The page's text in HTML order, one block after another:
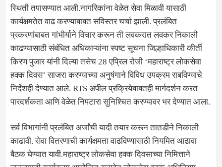
स्थिती तपासण्यात आली.नागरिकांना वेळेत सेवा मिळावी यासाठी
कार्यक्षमतेत वाढ करण्याबाबत सविस्तर चर्चा झाली. प्रलंबित
प्रकरणांबाबत गांभीर्याने विचार करून ती लवकरात लवकर निकाली
काढण्यासाठी संबंधित अधिकाऱ्यांना स्पष्ट सूचना जिल्हाधिकारी कीर्ती
किरण पुजार यांनी दिल्या तसेच 28 एप्रिल रोजी ‌‘महाराष्ट्र लोकसेवा
हक्क दिवस‌’ साजरा करण्याच्या अनुषंगाने विविध उपक्रम राबविण्याचे
निर्देशही देण्यात आले. RTS अपील प्रक्रियेबाबतही मार्गदर्शन करत
पारदर्शकता आणि वेळेत निपटारा सुनिश्चित करण्यावर भर देण्यात आला.
सर्व विभागांनी प्रलंबित अर्जांची यादी तयार करून तातडीने निकाली
काढावी. सेवा वितरणाची कार्यक्षमता वाढविण्यासाठी नियमित आढावा
बैठक घेण्यात यावी.महाराष्ट्र लोकसेवा हक्क दिवसाच्या निमित्ताने